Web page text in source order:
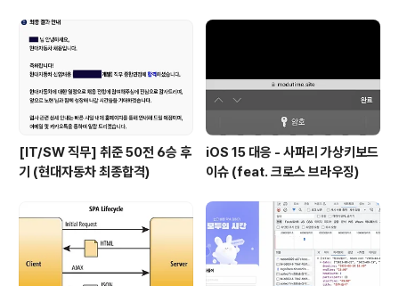
[IT/SW 직무] 취준 50전 6승 후
기 (현대자동차 최종합격)
iOS 15 대응 - 사파리 가상키보드
이슈 (feat. 크로스 브라우징)